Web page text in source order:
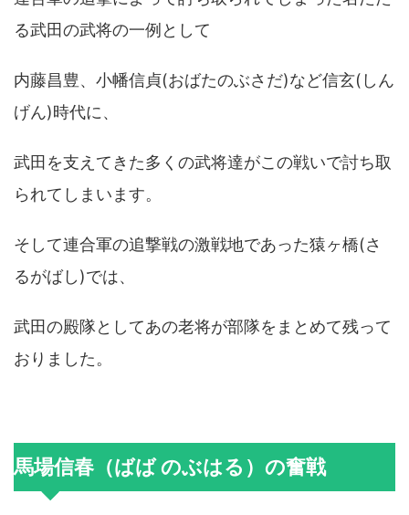
る武田の武将の一例として
内藤昌豊、小幡信貞(おばたのぶさだ)など信玄(しん
げん)時代に、
武田を支えてきた多くの武将達がこの戦いで討ち取
られてしまいます。
そして連合軍の追撃戦の激戦地であった猿ヶ橋(さ
るがばし)では、
武田の殿隊としてあの老将が部隊をまとめて残って
おりました。
馬場信春（ばば のぶはる）の奮戦